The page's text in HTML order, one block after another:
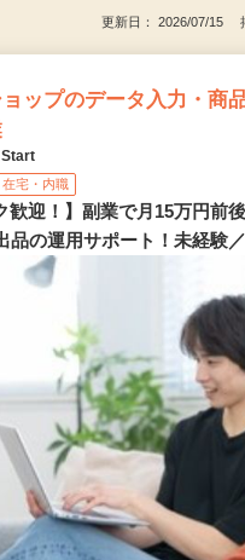
更新日： 2026/07/15
ップのデータ入力・商
Start
在宅・内職
歓迎！】副業で月15万円前
品の運用サポート！未経験